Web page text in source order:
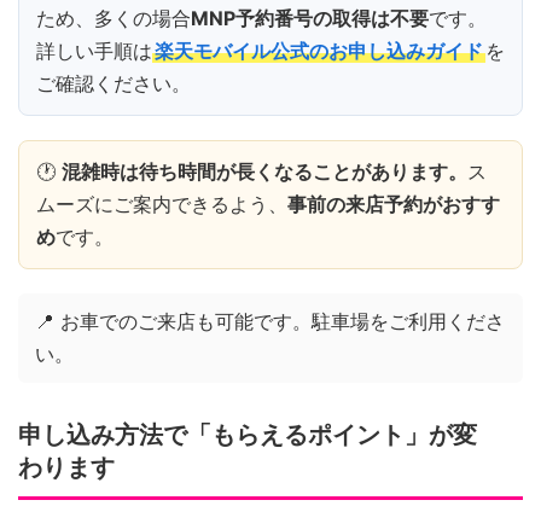
ため、多くの場合MNP予約番号の取得は不要です。
詳しい手順は楽天モバイル公式のお申し込みガイド を
ご確認ください。
🕐 混雑時は待ち時間が長くなることがあります。 ス
ムーズにご案内できるよう、 事前の来店予約がおすす
めです。
📍 お車でのご来店も可能です。駐車場をご利用くださ
い。
申し込み方法で「もらえるポイント」が変
わります